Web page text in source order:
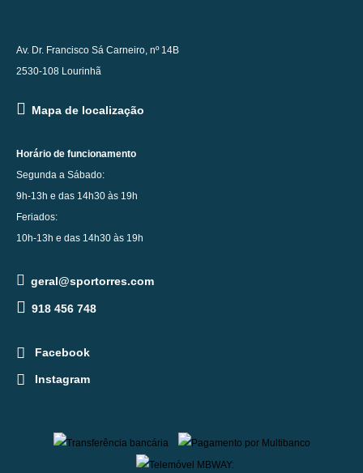
Av. Dr. Francisco Sá Carneiro, nº 14B
2530-108 Lourinhã
Mapa de localização
Horário de funcionamento
Segunda a Sábado:
9h-13h e das 14h30 às 19h
Feriados:
10h-13h e das 14h30 às 19h
geral@sportorres.com
918 456 748
Facebook
Instagram